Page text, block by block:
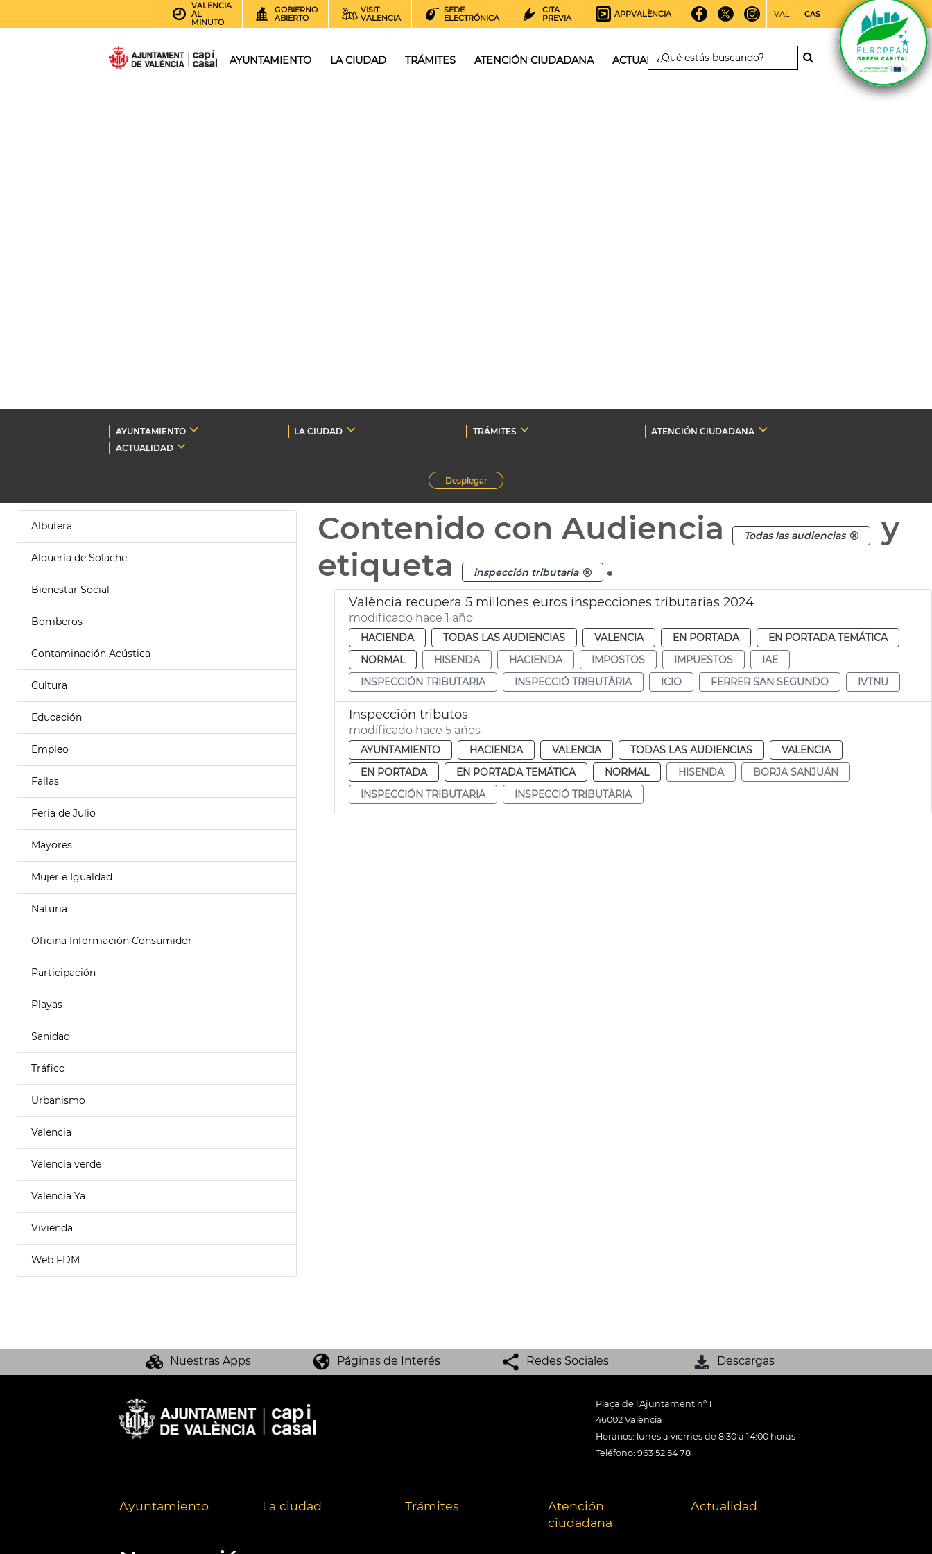
VALENCIA
AL
MINUTO
GOBIERNO
ABIERTO
VISIT
VALENCIA
SEDE
ELECTRÓNICA
CITA
PREVIA
APPVALÈNCIA VAL CAS
AYUNTAMIENTO LA CIUDAD TRÁMITES ATENCIÓN CIUDADANA ACTUALIDAD
AYUNTAMIENTO LA CIUDAD TRÁMITES
ATENCIÓN CIUDADANA
ACTUALIDAD
Desplegar
Albufera
Alquería de Solache
Bienestar Social
Bomberos
Contaminación Acústica
Cultura
Educación
Empleo
Fallas
Feria de Julio
Mayores
Mujer e Igualdad
Naturia
Oficina Información Consumidor
Participación
Playas
Sanidad
Tráfico
Urbanismo
Valencia
Valencia verde
Valencia Ya
Vivienda
Web FDM
Contenido con Audiencia Todas las audiencias
y
etiqueta
inspección tributaria .
València recupera 5 millones euros inspecciones tributarias 2024
modificado hace 1 año
HACIENDA TODAS LAS AUDIENCIAS VALENCIA EN PORTADA
EN PORTADA TEMÁTICA
NORMAL
HISENDA HACIENDA IMPOSTOS IMPUESTOS
IAE
INSPECCIÓN TRIBUTARIA
INSPECCIÓ TRIBUTÀRIA ICIO FERRER SAN SEGUNDO IVTNU
Inspección tributos
modificado hace 5 años
AYUNTAMIENTO HACIENDA VALENCIA TODAS LAS AUDIENCIAS
VALENCIA
EN PORTADA
EN PORTADA TEMÁTICA NORMAL HISENDA
BORJA SANJUÁN
INSPECCIÓN TRIBUTARIA
INSPECCIÓ TRIBUTÀRIA
Nuestras Apps Páginas de Interés Redes Sociales Descargas
Plaça de l'Ajuntament nº 1
46002 València
Horarios: lunes a viernes de 8:30 a 14:00 horas
Teléfono: 963 52 54 78
Ayuntamiento La ciudad Trámites
Atención
ciudadana
Actualidad